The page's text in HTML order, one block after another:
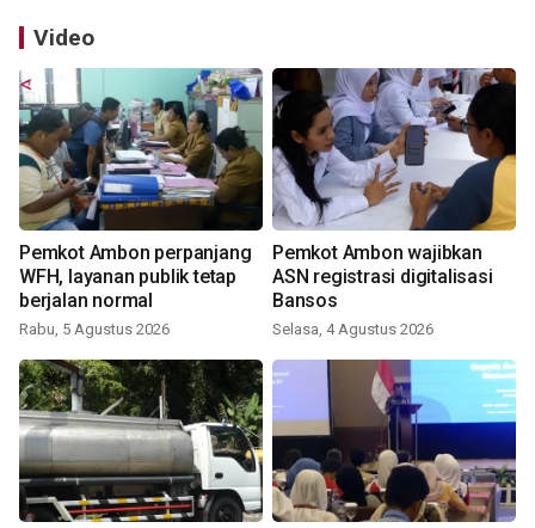
Video
Pemkot Ambon perpanjang
WFH, layanan publik tetap
berjalan normal
Rabu, 5 Agustus 2026
Pemkot Ambon wajibkan
ASN registrasi digitalisasi
Bansos
Selasa, 4 Agustus 2026